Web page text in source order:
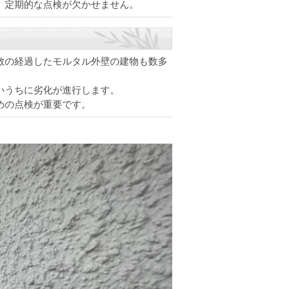
期的な点検が欠かせません。
経過したモルタル外壁の建物も数多
ちに劣化が進行します。
の点検が重要です。